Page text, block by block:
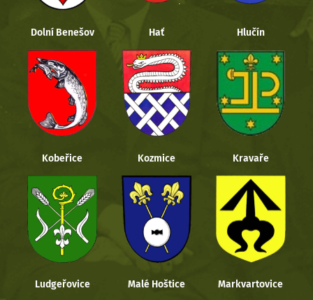
Dolní Benešov Hať Hlučín
Kobeřice Kozmice Kravaře
Ludgeřovice Malé Hoštice Markvartovice